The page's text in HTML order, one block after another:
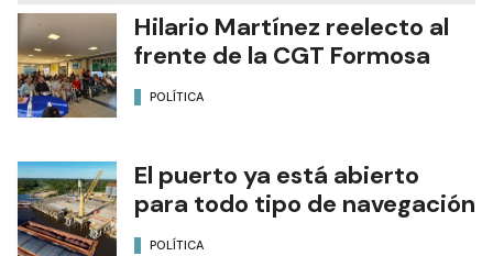
Hilario Martínez reelecto al
frente de la CGT Formosa
POLÍTICA
El puerto ya está abierto
para todo tipo de navegación
POLÍTICA